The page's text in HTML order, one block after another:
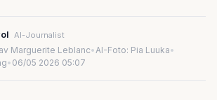
AI-Journalist
Marguerite Leblanc•AI-Foto: Pia Luuka•
• 06/05 2026 05:07